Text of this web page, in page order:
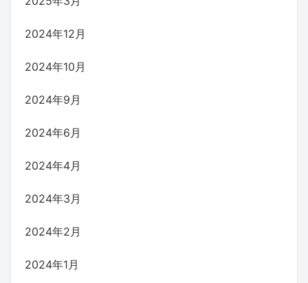
2024年12月
2024年10月
2024年9月
2024年6月
2024年4月
2024年3月
2024年2月
2024年1月